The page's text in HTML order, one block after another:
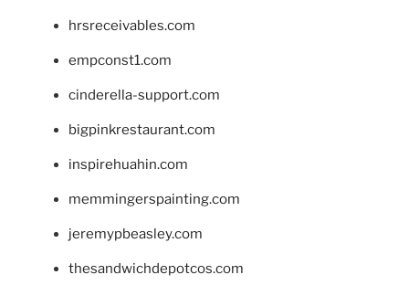
hrsreceivables.com
empconst1.com
cinderella-support.com
bigpinkrestaurant.com
inspirehuahin.com
memmingerspainting.com
jeremypbeasley.com
thesandwichdepotcos.com